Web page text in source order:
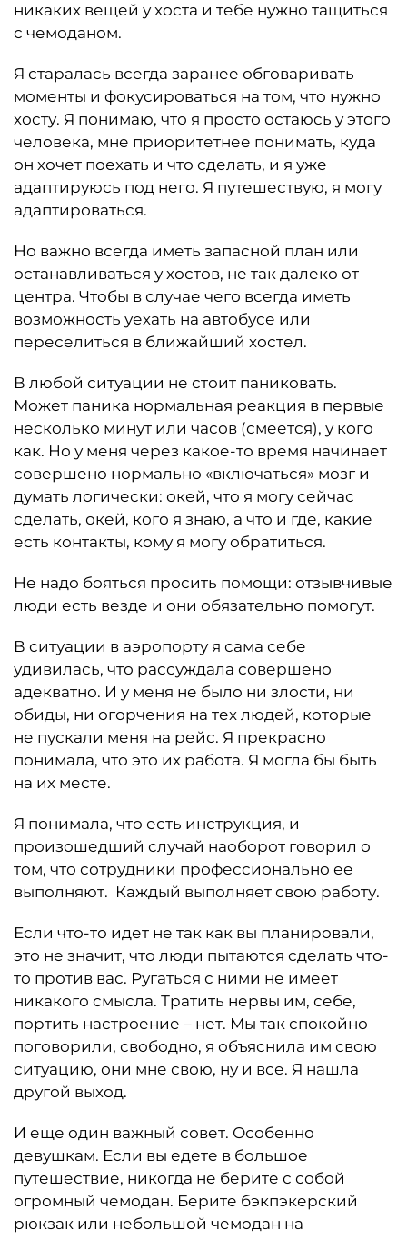
никаких вещей у хоста и тебе нужно тащиться
с чемоданом.
Я старалась всегда заранее обговаривать
моменты и фокусироваться на том, что нужно
хосту. Я понимаю, что я просто остаюсь у этого
человека, мне приоритетнее понимать, куда
он хочет поехать и что сделать, и я уже
адаптируюсь под него. Я путешествую, я могу
адаптироваться.
Но важно всегда иметь запасной план или
останавливаться у хостов, не так далеко от
центра. Чтобы в случае чего всегда иметь
возможность уехать на автобусе или
переселиться в ближайший хостел.
В любой ситуации не стоит паниковать.
Может паника нормальная реакция в первые
несколько минут или часов (смеется), у кого
как. Но у меня через какое-то время начинает
совершено нормально «включаться» мозг и
думать логически: окей, что я могу сейчас
сделать, окей, кого я знаю, а что и где, какие
есть контакты, кому я могу обратиться.
Не надо бояться просить помощи: отзывчивые
люди есть везде и они обязательно помогут.
В ситуации в аэропорту я сама себе
удивилась, что рассуждала совершено
адекватно. И у меня не было ни злости, ни
обиды, ни огорчения на тех людей, которые
не пускали меня на рейс. Я прекрасно
понимала, что это их работа. Я могла бы быть
на их месте.
Я понимала, что есть инструкция, и
произошедший случай наоборот говорил о
том, что сотрудники профессионально ее
выполняют. Каждый выполняет свою работу.
Если что-то идет не так как вы планировали,
это не значит, что люди пытаются сделать что-
то против вас. Ругаться с ними не имеет
никакого смысла. Тратить нервы им, себе,
портить настроение – нет. Мы так спокойно
поговорили, свободно, я объяснила им свою
ситуацию, они мне свою, ну и все. Я нашла
другой выход.
И еще один важный совет. Особенно
девушкам. Если вы едете в большое
путешествие, никогда не берите с собой
огромный чемодан. Берите бэкпэкерский
рюкзак или небольшой чемодан на